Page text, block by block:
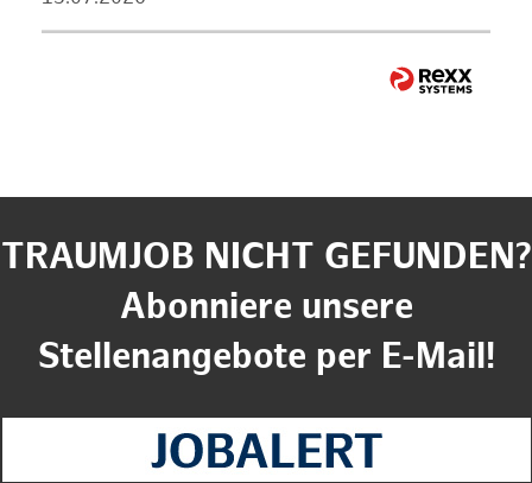
TRAUMJOB NICHT GEFUNDEN?
Abonniere unsere
Stellenangebote per E-Mail!